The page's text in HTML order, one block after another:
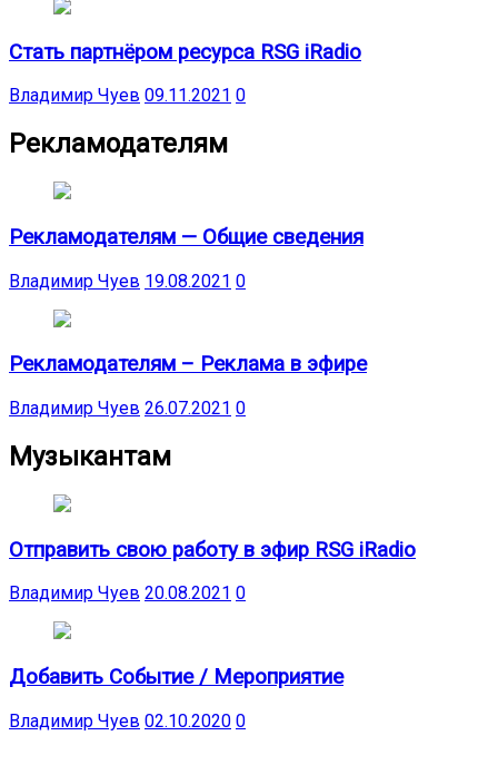
Стать партнёром ресурса RSG iRadio
Владимир Чуев 09.11.2021 0
Рекламодателям
Рекламодателям — Общие сведения
Владимир Чуев 19.08.2021 0
Рекламодателям – Реклама в эфире
Владимир Чуев 26.07.2021 0
Музыкантам
Отправить свою работу в эфир RSG iRadio
Владимир Чуев 20.08.2021 0
Добавить Событие / Мероприятие
Владимир Чуев 02.10.2020 0